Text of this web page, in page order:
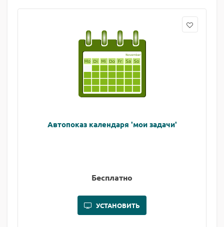
Автопоказ календаря 'мои задачи'
Бесплатно
УСТАНОВИТЬ